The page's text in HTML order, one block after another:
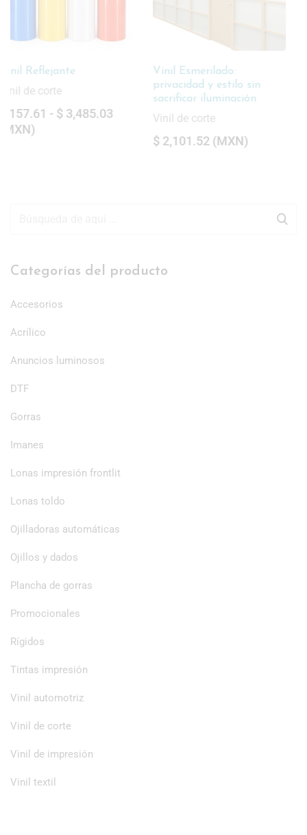
Vinil Esmerilado:
privacidad y estilo sin
Vinil de corte
2,101.52
Vinil Papel Transfer
Vinil de corte
$ 928.17(
Categorías del producto
Accesorios
Acrílico
Anuncios luminosos
DTF
Gorras
Imanes
Lonas impresión frontlit
Lonas toldo
Ojilladoras automáticas
Ojillos y dados
Plancha de gorras
Promocionales
Rígidos
Tintas impresión
Vinil automotriz
Vinil de corte
Vinil de impresión
Vinil textil